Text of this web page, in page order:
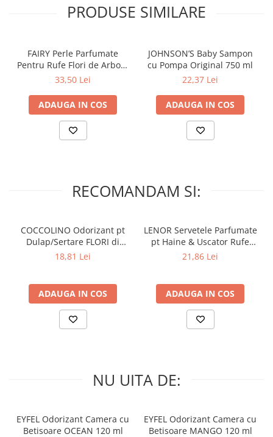
PRODUSE SIMILARE
FAIRY Perle Parfumate
Pentru Rufe Flori de Arbore
de Matase & Iasomie
33,50 Lei
ADAUGA IN COS
JOHNSON’S Baby Sampon
cu Pompa Original 750 ml
22,37 Lei
ADAUGA IN COS
RECOMANDAM SI:
COCCOLINO Odorizant pt
Dulap/Sertare FLORI di
PRIMAVERA 3 buc
18,81 Lei
ADAUGA IN COS
LENOR Servetele Parfumate
pt Haine & Uscator Rufe
SPRING AWAKENING 34 buc
21,86 Lei
ADAUGA IN COS
NU UITA DE:
EYFEL Odorizant Camera cu
Betisoare OCEAN 120 ml
EYFEL Odorizant Camera cu
Betisoare MANGO 120 ml